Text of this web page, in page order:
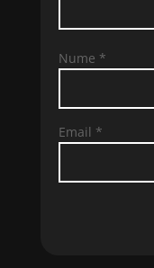
Nume *
Email *